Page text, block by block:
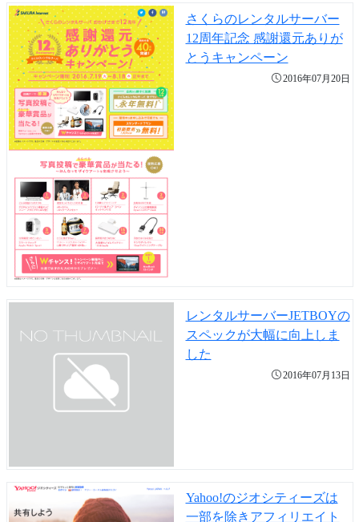
さくらのレンタルサーバー
12周年記念 感謝還元ありが
とうキャンペーン
2016年07月20日
レンタルサーバーJETBOYの
スペックが大幅に向上しま
した
2016年07月13日
Yahoo!のジオシティーズは
一部を除きアフィリエイト